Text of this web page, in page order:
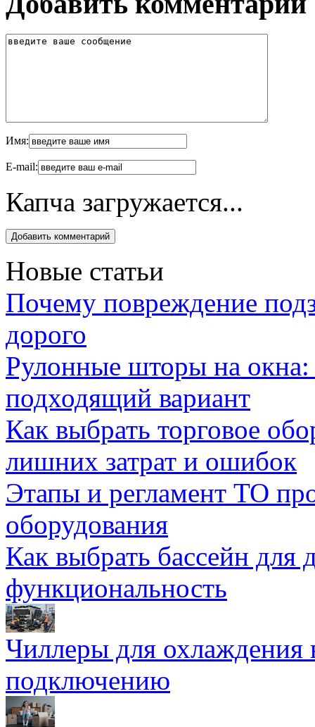
Имя:
E-mail:
Капча загружается...
Новые статьи
Почему повреждение
дорого
Рулонные шторы на
подходящий вариант
Как выбрать торговое
лишних затрат и ошибок
Этапы и регламент ТО
оборудования
Как выбрать бассейн для
функциональность
Чиллеры для охлаждения
подключению